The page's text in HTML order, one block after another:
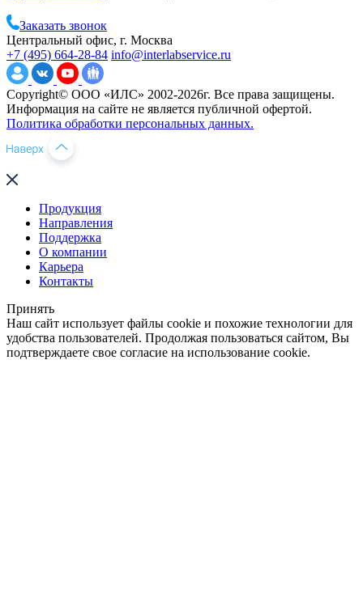
Заказать звонок
Центральный офис, г. Москва
+7 (495) 664-28-84 info@interlabservice.ru
Copyright© ООО «ИЛС» 2002-2026г. Все права защищены.
Информация на сайте не является публичной офертой.
Политика обработки персональных данных.
Продукция
Направления
Поддержка
О компании
Карьера
Контакты
Принять
Наш сайт использует файлы cookie и похожие технологии для
удобства пользователей. Продолжая пользоваться сайтом, Вы
подтверждаете свое согласие на использование cookie.